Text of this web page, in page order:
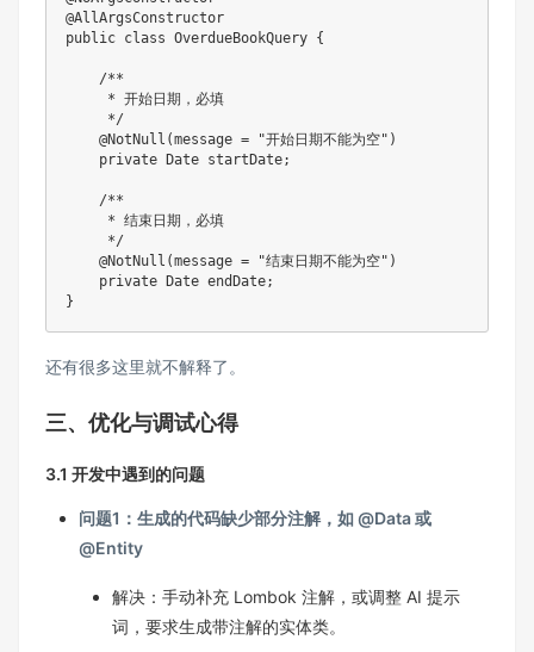
@AllArgsConstructor
public class OverdueBookQuery {
/**
     * 开始日期，必填
     */
@NotNull (message = "开始日期不能为空" )
private
Date startDate;
/**
     * 结束日期，必填
     */
@NotNull (message = "结束日期不能为空" )
private
Date endDate;
}
还有很多这里就不解释了。
三、优化与调试心得
3.1 开发中遇到的问题
问题1：生成的代码缺少部分注解，如 @Data 或
@Entity
解决：手动补充 Lombok 注解，或调整 AI 提示
词，要求生成带注解的实体类。